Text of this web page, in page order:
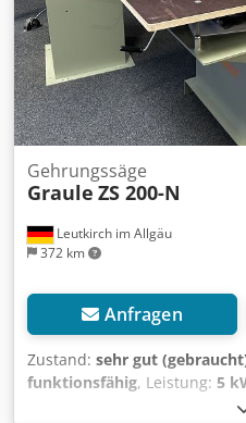
Leutkirch im Allgäu
372 km
Gehrungssäge
Graule ZS 200-N
Anfragen
Zustand: sehr gut
funktionsfähig, Leistung: 5
,